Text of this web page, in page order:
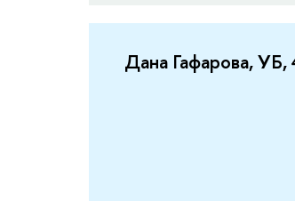
Дана Гафарова, УБ,